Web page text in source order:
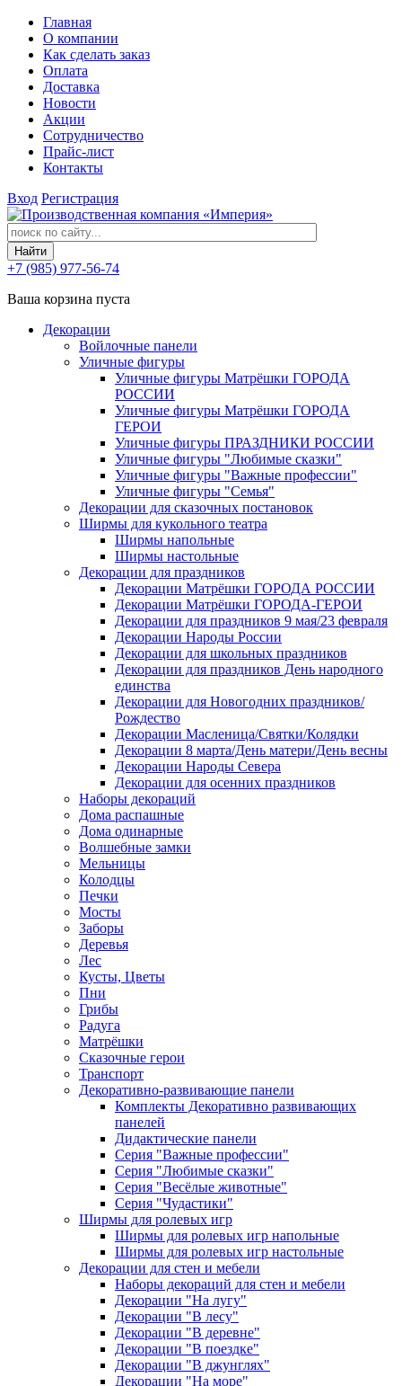
Главная
О компании
Как сделать заказ
Оплата
Доставка
Новости
Акции
Сотрудничество
Прайс-лист
Контакты
Вход Регистрация
+7 (985) 977-56-74
Ваша корзина пуста
Декорации
Войлочные панели
Уличные фигуры
Уличные фигуры Матрёшки ГОРОДА
РОССИИ
Уличные фигуры Матрёшки ГОРОДА
ГЕРОИ
Уличные фигуры ПРАЗДНИКИ РОССИИ
Уличные фигуры "Любимые сказки"
Уличные фигуры "Важные профессии"
Уличные фигуры "Семья"
Декорации для сказочных постановок
Ширмы для кукольного театра
Ширмы напольные
Ширмы настольные
Декорации для праздников
Декорации Матрёшки ГОРОДА РОССИИ
Декорации Матрёшки ГОРОДА-ГЕРОИ
Декорации для праздников 9 мая/23 февраля
Декорации Народы России
Декорации для школьных праздников
Декорации для праздников День народного
единства
Декорации для Новогодних праздников/
Рождество
Декорации Масленица/Святки/Колядки
Декорации 8 марта/День матери/День весны
Декорации Народы Севера
Декорации для осенних праздников
Наборы декораций
Дома распашные
Дома одинарные
Волшебные замки
Мельницы
Колодцы
Печки
Мосты
Заборы
Деревья
Лес
Кусты, Цветы
Пни
Грибы
Радуга
Матрёшки
Сказочные герои
Транспорт
Декоративно-развивающие панели
Комплекты Декоративно развивающих
панелей
Дидактические панели
Серия "Важные профессии"
Серия "Любимые сказки"
Серия "Весёлые животные"
Серия "Чудастики"
Ширмы для ролевых игр
Ширмы для ролевых игр напольные
Ширмы для ролевых игр настольные
Декорации для стен и мебели
Наборы декораций для стен и мебели
Декорации "На лугу"
Декорации "В лесу"
Декорации "В деревне"
Декорации "В поездке"
Декорации "В джунглях"
Декорации "На море"